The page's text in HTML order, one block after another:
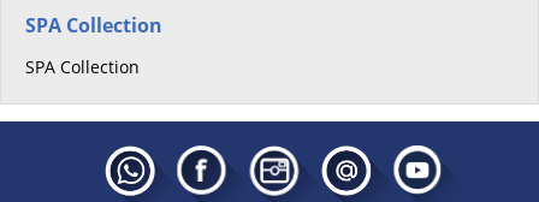
SPA Collection
SPA Collection